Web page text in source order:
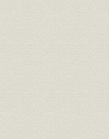
立地動向
平成7年
(2002年)
備委員会と専門部会の組
[平成14年
くば銀行発足後の店名変
[平成14年
会社の概要 平成14年